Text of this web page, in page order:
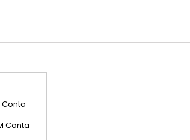
Conta
Conta